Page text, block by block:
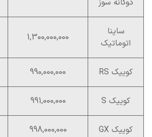
دوگانه سوز
ساینا
اتوماتیک
1,300,000,000
کوییک RS 990,000,000
کوییک S 991,000,000
کوییک GX 998,000,000